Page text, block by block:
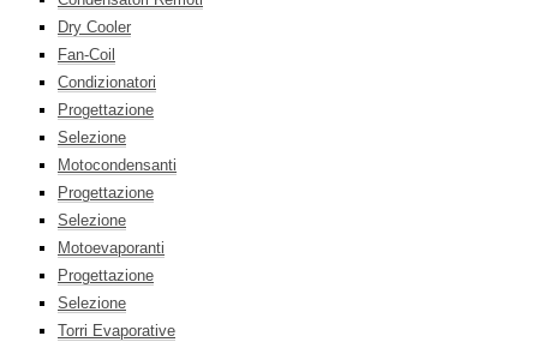
Dry Cooler
Fan-Coil
Condizionatori
Progettazione
Selezione
Motocondensanti
Progettazione
Selezione
Motoevaporanti
Progettazione
Selezione
Torri Evaporative